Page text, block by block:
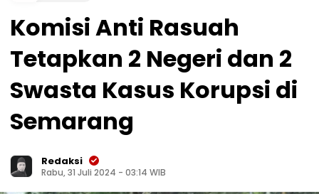
Komisi Anti Rasuah
Tetapkan 2 Negeri dan 2
Swasta Kasus Korupsi di
Semarang
Redaksi
Rabu, 31 Juli 2024 - 03:14 WIB